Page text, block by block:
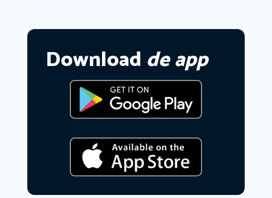
Download de app